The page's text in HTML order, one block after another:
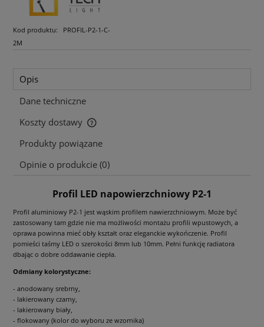
Kod produktu:
PROFIL-P2-1-C-
2M
Opis
Dane techniczne
Koszty dostawy
Cena nie zawiera ewentualnych kosztów płatności
Produkty powiązane
Opinie o produkcie (0)
Profil LED napowierzchniowy P2-1
Profil aluminiowy P2-1 jest wąskim profilem nawierzchniowym. Może być
zastosowany tam gdzie nie ma możliwości montażu profili wpustowych, a
oprawa powinna mieć obły kształt oraz eleganckie wykończenie. Profil
pomieści taśmy LED o szerokości 8mm lub 10mm. Pełni funkcję radiatora
dbając o dobre oddawanie ciepła.
Odmiany kolorystyczne:
- anodowany srebrny,
- lakierowany czarny,
- lakierowany biały,
- flokowany (kolor do wyboru ze wzornika)